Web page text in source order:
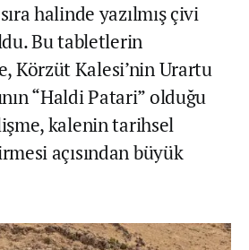
halinde yazılmış çivi
Bu tabletlerin
Körzüt Kalesi’nin Urartu
“Haldi Patari” olduğu
kalenin tarihsel
açısından büyük